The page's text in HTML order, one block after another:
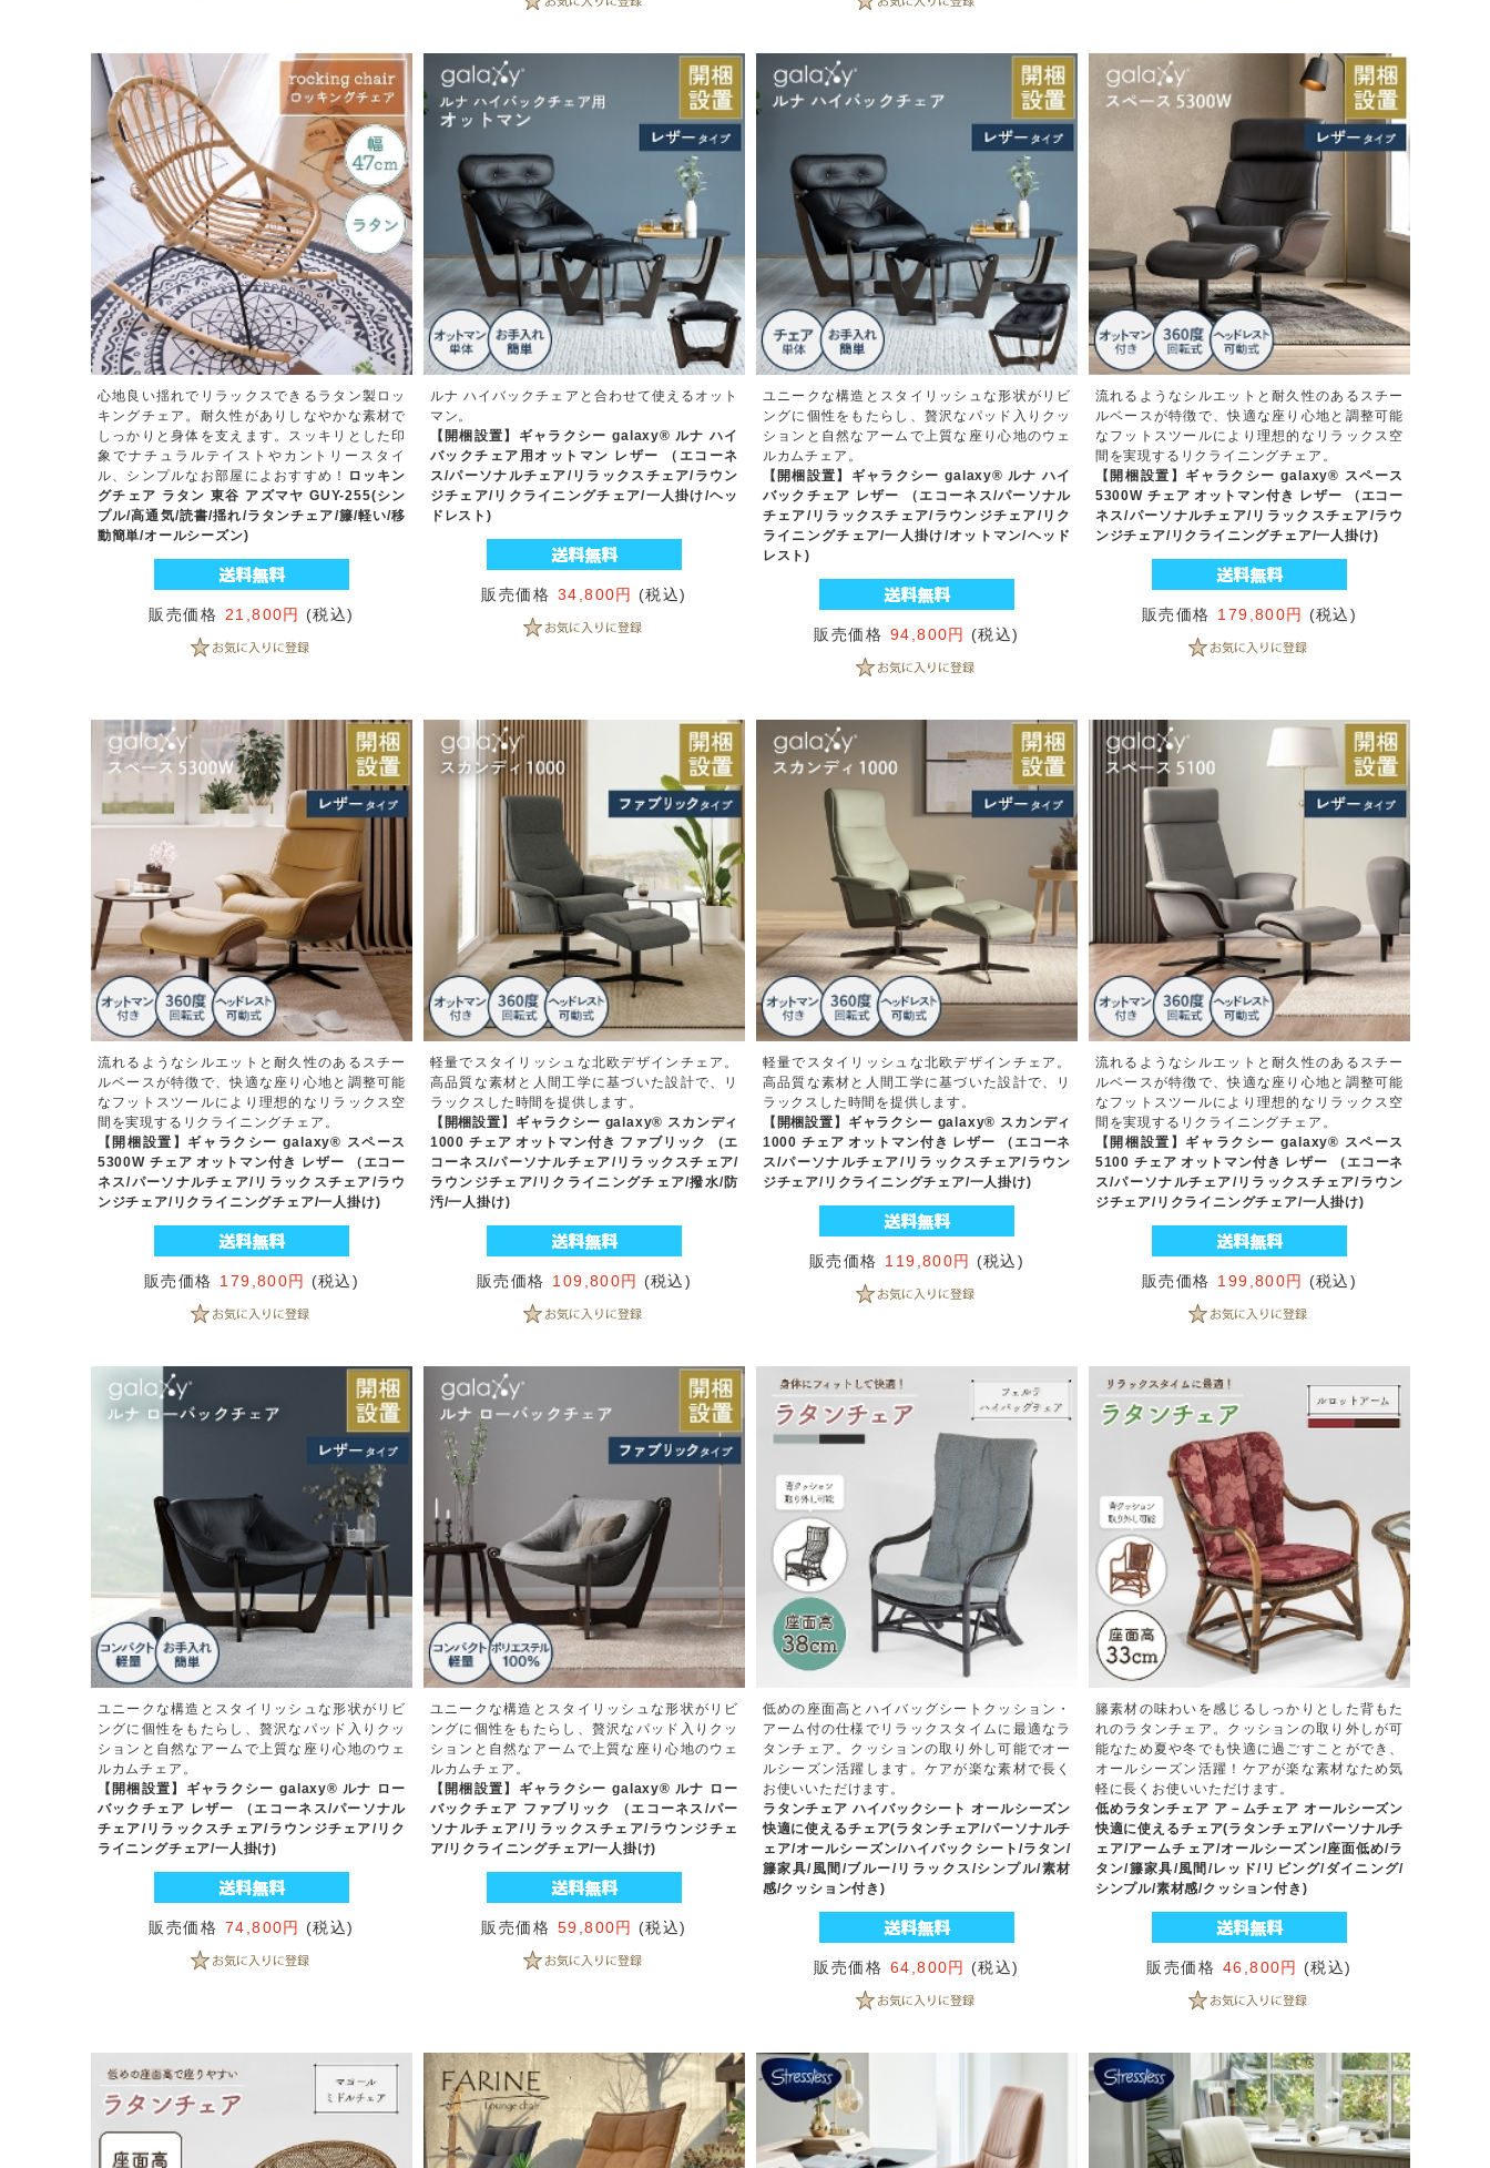
心地良い揺れでリラックスできるラタン製ロッ
キングチェア。耐久性がありしなやかな素材で
しっかりと身体を支えます。スッキリとした印
象でナチュラルテイストやカントリースタイ
ル、シンプルなお部屋によおすすめ！
ロッキン
グチェア ラタン 東谷 アズマヤ GUY-255(シン
プル/高通気/読書/揺れ/ラタンチェア/籐/軽い/移
動簡単/オールシーズン)
販売価格 21,800円 (税込)
ルナ ハイバックチェアと合わせて使えるオット
マン。
【開梱設置】ギャラクシー galaxy® ルナ ハイ
バックチェア用オットマン レザー （エコーネ
ス/パーソナルチェア/リラックスチェア/ラウン
ジチェア/リクライニングチェア/一人掛け/ヘッ
ドレスト)
販売価格 34,800円 (税込)
ユニークな構造とスタイリッシュな形状がリビ
ングに個性をもたらし、贅沢なパッド入りクッ
ションと自然なアームで上質な座り心地のウェ
ルカムチェア。
【開梱設置】ギャラクシー galaxy® ルナ ハイ
バックチェア レザー （エコーネス/パーソナル
チェア/リラックスチェア/ラウンジチェア/リク
ライニングチェア/一人掛け/オットマン/ヘッド
レスト)
販売価格 94,800円 (税込)
流れるようなシルエットと耐久性のあるスチー
ルベースが特徴で、快適な座り心地と調整可能
なフットスツールにより理想的なリラックス空
間を実現するリクライニングチェア。
【開梱設置】ギャラクシー galaxy® スペース
5300W チェア オットマン付き レザー （エコー
ネス/パーソナルチェア/リラックスチェア/ラウ
ンジチェア/リクライニングチェア/一人掛け)
販売価格 179,800円 (税込)
流れるようなシルエットと耐久性のあるスチー
ルベースが特徴で、快適な座り心地と調整可能
なフットスツールにより理想的なリラックス空
間を実現するリクライニングチェア。
【開梱設置】ギャラクシー galaxy® スペース
5300W チェア オットマン付き レザー （エコー
ネス/パーソナルチェア/リラックスチェア/ラウ
ンジチェア/リクライニングチェア/一人掛け)
販売価格 179,800円 (税込)
軽量でスタイリッシュな北欧デザインチェア。
高品質な素材と人間工学に基づいた設計で、リ
ラックスした時間を提供します。
【開梱設置】ギャラクシー galaxy® スカンディ
1000 チェア オットマン付き ファブリック （エ
コーネス/パーソナルチェア/リラックスチェア/
ラウンジチェア/リクライニングチェア/撥水/防
汚/一人掛け)
販売価格 109,800円 (税込)
軽量でスタイリッシュな北欧デザインチェア。
高品質な素材と人間工学に基づいた設計で、リ
ラックスした時間を提供します。
【開梱設置】ギャラクシー galaxy® スカンディ
1000 チェア オットマン付き レザー （エコーネ
ス/パーソナルチェア/リラックスチェア/ラウン
ジチェア/リクライニングチェア/一人掛け)
販売価格 119,800円 (税込)
流れるようなシルエットと耐久性のあるスチー
ルベースが特徴で、快適な座り心地と調整可能
なフットスツールにより理想的なリラックス空
間を実現するリクライニングチェア。
【開梱設置】ギャラクシー galaxy® スペース
5100 チェア オットマン付き レザー （エコーネ
ス/パーソナルチェア/リラックスチェア/ラウン
ジチェア/リクライニングチェア/一人掛け)
販売価格 199,800円 (税込)
ユニークな構造とスタイリッシュな形状がリビ
ングに個性をもたらし、贅沢なパッド入りクッ
ションと自然なアームで上質な座り心地のウェ
ルカムチェア。
【開梱設置】ギャラクシー galaxy® ルナ ロー
バックチェア レザー （エコーネス/パーソナル
チェア/リラックスチェア/ラウンジチェア/リク
ライニングチェア/一人掛け)
販売価格 74,800円 (税込)
ユニークな構造とスタイリッシュな形状がリビ
ングに個性をもたらし、贅沢なパッド入りクッ
ションと自然なアームで上質な座り心地のウェ
ルカムチェア。
【開梱設置】ギャラクシー galaxy® ルナ ロー
バックチェア ファブリック （エコーネス/パー
ソナルチェア/リラックスチェア/ラウンジチェ
ア/リクライニングチェア/一人掛け)
販売価格 59,800円 (税込)
低めの座面高とハイバッグシートクッション・
アーム付の仕様でリラックスタイムに最適なラ
タンチェア。クッションの取り外し可能でオー
ルシーズン活躍します。ケアが楽な素材で長く
お使いいただけます。
ラタンチェア ハイバックシート オールシーズン
快適に使えるチェア(ラタンチェア/パーソナルチ
ェア/オールシーズン/ハイバックシート/ラタン/
籐家具/風間/ブルー/リラックス/シンプル/素材
感/クッション付き)
販売価格 64,800円 (税込)
籐素材の味わいを感じるしっかりとした背もた
れのラタンチェア。クッションの取り外しが可
能なため夏や冬でも快適に過ごすことができ、
オールシーズン活躍！ケアが楽な素材なため気
軽に長くお使いいただけます。
低めラタンチェア ア－ムチェア オールシーズン
快適に使えるチェア(ラタンチェア/パーソナルチ
ェア/アームチェア/オールシーズン/座面低め/ラ
タン/籐家具/風間/レッド/リビング/ダイニング/
シンプル/素材感/クッション付き)
販売価格 46,800円 (税込)